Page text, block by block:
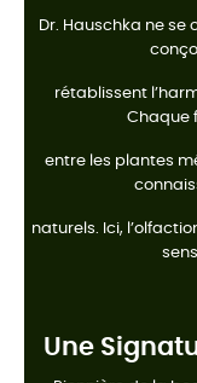
Dr. Hauschka ne
rétablissent
Chaque
entre les plantes
naturels. Ici,
Une